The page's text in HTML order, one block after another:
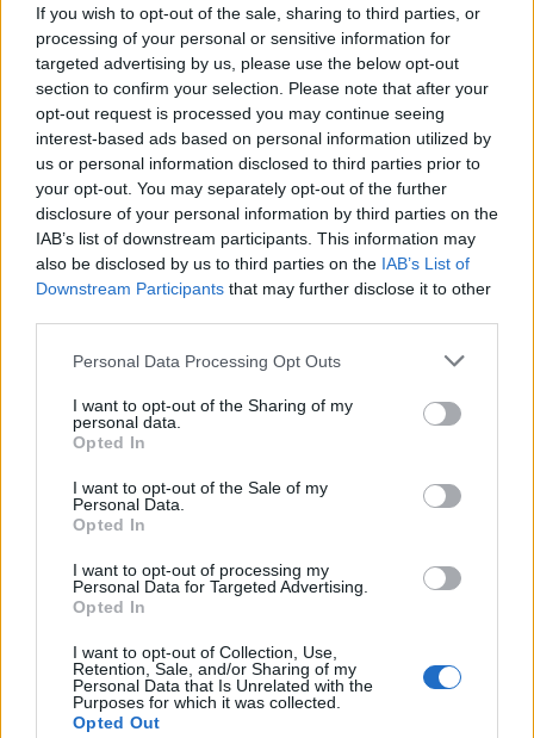
If you wish to opt-out of the sale, sharing to third parties, or
processing of your personal or sensitive information for
targeted advertising by us, please use the below opt-out
section to confirm your selection. Please note that after your
opt-out request is processed you may continue seeing
interest-based ads based on personal information utilized by
us or personal information disclosed to third parties prior to
your opt-out. You may separately opt-out of the further
disclosure of your personal information by third parties on the
IAB’s list of downstream participants. This information may
also be disclosed by us to third parties on the IAB’s List of
Downstream Participants that may further disclose it to other
Personal Data Processing Opt Outs
I want to opt-out of the Sharing of my
personal data.
Opted In
I want to opt-out of the Sale of my
Personal Data.
Opted In
I want to opt-out of processing my
Personal Data for Targeted Advertising.
Opted In
I want to opt-out of Collection, Use,
Retention, Sale, and/or Sharing of my
Personal Data that Is Unrelated with the
Purposes for which it was collected.
Opted Out
εξακολουθεί να αποτελεί πρόβλημα στη Βόρεια
Αμερική. Για τους ασφαλιστές D&amp;O, οι ΗΠΑ
αποτελούν μια ιδιαίτερα πολύπλοκη αγορά λόγω
της υψηλής συχνότητας των ομαδικών αγωγών
για αξιόγραφα και της ραγδαίας αύξησης του
μέσου κόστους διακανονισμού, το οποίο
αυξήθηκε κατά 27% το πρώτο εξάμηνο του 2025,
φτάνοντας τα 56 εκατομμύρια δολάρια ΗΠΑ.
Επιπρόσθετα, η αλλαγή της κυβερνητικής
πολιτικής στις ΗΠΑ, καθώς και σε μέρη της
διακυβέρνηση) και την τεχνητή νοημοσύνη (AI)
έχουν εισαγάγει νέες προκλήσεις που καλούνται
να αντιμετωπίσουν τα διοικητικά συμβούλια.
«Με την έλευση του 2026, το επιχειρηματικό τοπίο
θα συνεχίσει να καθορίζεται από τη σύγκλιση της
τεχνολογικές αλλαγές και τις εξελισσόμενες
κανονιστικές προσδοκίες. Συνεχώς
τεχνητή νοημοσύνη εμπεριέχουν σύνθετους
κινδύνους που είναι δύσκολο να
ποσοτικοποιηθούν ή να προβλεφθούν. Η ισχυρή